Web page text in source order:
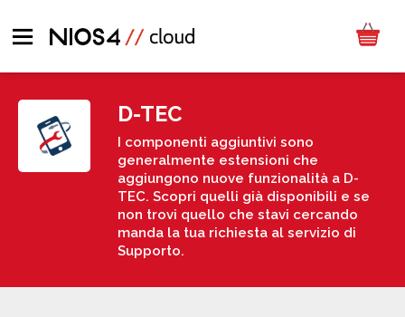
D-TEC
I componenti aggiuntivi sono
generalmente estensioni che
aggiungono nuove funzionalità a D-
TEC. Scopri quelli già disponibili e se
non trovi quello che stavi cercando
manda la tua richiesta al servizio di
Supporto.